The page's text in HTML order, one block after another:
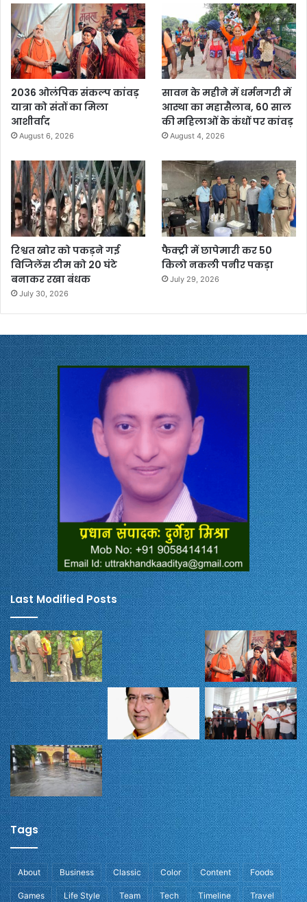
2036 ओलंपिक संकल्प कांवड़
यात्रा को संतों का मिला
आशीर्वाद
August 6, 2026
सावन के महीने में धर्मनगरी में
आस्था का महासैलाब, 60 साल
की महिलाओं के कंधों पर कांवड़
August 4, 2026
रिश्वत खोर को पकड़ने गई
विजिलेंस टीम को 20 घंटे
बनाकर रखा बंधक
July 30, 2026
फैक्ट्री में छापेमारी कर 50
किलो नकली पनीर पकड़ा
July 29, 2026
Last Modified Posts
Tags
About Business Classic Color Content Foods
Games Life Style Team Tech Timeline Travel